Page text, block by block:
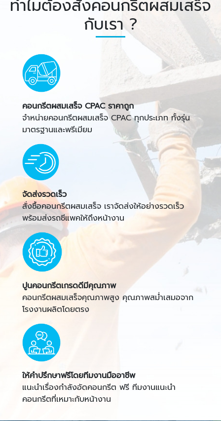
ทำไมต้องสั่งคอนกรีตผสมเสร็จ
กับเรา ?
คอนกรีตผสมเสร็จ CPAC ราคาถูก
จำหน่ายคอนกรีตผสมเสร็จ CPAC ทุกประเภท ทั้งรุ่น
มาตรฐานและพรีเมียม
จัดส่งรวดเร็ว
สั่งซื้อคอนกรีตผสมเสร็จ เราจัดส่งให้อย่างรวดเร็ว
พร้อมส่งรถซีแพคให้ถึงหน้างาน
ปูนคอนกรีตเกรดดีมีคุณภาพ
คอนกรีตผสมเสร็จคุณภาพสูง คุณภาพสม่ำเสมอจาก
โรงงานผลิตโดยตรง
ให้คำปรึกษาฟรีโดยทีมงานมืออาชีพ
แนะนำเรื่องกำลังอัดคอนกรีต ฟรี ทีมงานแนะนำ
คอนกรีตที่เหมาะกับหน้างาน